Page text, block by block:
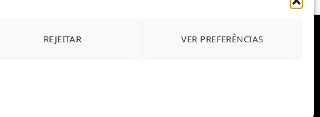
REJEITAR VER PREFERÊNCIAS